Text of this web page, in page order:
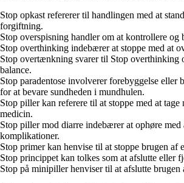
Stop opkast refererer til handlingen med at
forgiftning.
Stop overspisning handler om at kontrollere
Stop overthinking indebærer at stoppe med at
Stop overtænkning svarer til Stop overthinking
balance.
Stop paradentose involverer forebyggelse
for at bevare sundheden i mundhulen.
Stop piller kan referere til at stoppe med at
medicin.
Stop piller mod diarre indebærer at ophøre
komplikationer.
Stop primer kan henvise til at stoppe brugen af
Stop princippet kan tolkes som at afslutte eller
Stop på minipiller henviser til at afslutte